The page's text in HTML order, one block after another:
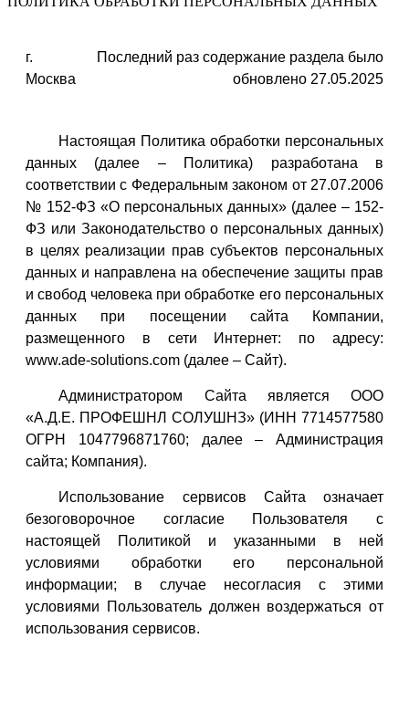
г.
Москва
Последний раз содержание раздела было
обновлено 27.05.2025
Настоящая Политика обработки персональных
данных (далее – Политика) разработана в
соответствии с Федеральным законом от 27.07.2006
№ 152-ФЗ «О персональных данных» (далее – 152-
ФЗ или Законодательство о персональных данных)
в целях реализации прав субъектов персональных
данных и направлена на обеспечение защиты прав
и свобод человека при обработке его персональных
данных при посещении сайта Компании,
размещенного в сети Интернет: по адресу:
www.ade-solutions.com (далее – Сайт).
Администратором Сайта является ООО
«А.Д.Е. ПРОФЕШНЛ СОЛУШНЗ» (ИНН 7714577580
ОГРН 1047796871760; далее – Администрация
сайта; Компания).
Использование сервисов Сайта означает
безоговорочное согласие Пользователя с
настоящей Политикой и указанными в ней
условиями обработки его персональной
информации; в случае несогласия с этими
условиями Пользователь должен воздержаться от
использования сервисов.